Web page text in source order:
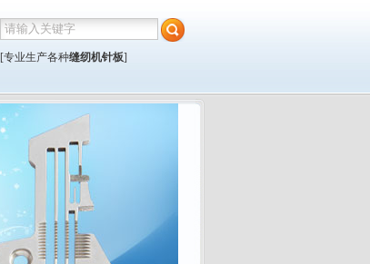
[专业生产各种缝纫机针板]